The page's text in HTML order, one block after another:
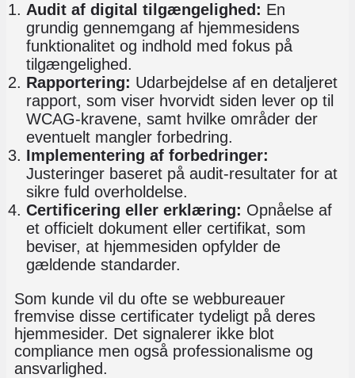
Audit af digital tilgængelighed: En
grundig gennemgang af hjemmesidens
funktionalitet og indhold med fokus på
tilgængelighed.
Rapportering: Udarbejdelse af en detaljeret
rapport, som viser hvorvidt siden lever op til
WCAG-kravene, samt hvilke områder der
eventuelt mangler forbedring.
Implementering af forbedringer:
Justeringer baseret på audit-resultater for at
sikre fuld overholdelse.
Certificering eller erklæring: Opnåelse af
et officielt dokument eller certifikat, som
beviser, at hjemmesiden opfylder de
gældende standarder.
Som kunde vil du ofte se webbureauer
fremvise disse certificater tydeligt på deres
hjemmesider. Det signalerer ikke blot
compliance men også professionalisme og
ansvarlighed.